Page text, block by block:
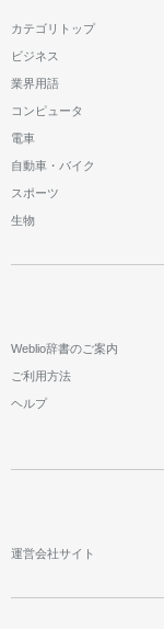
カテゴリトップ
ビジネス
業界用語
コンピュータ
電車
自動車・バイク
スポーツ
生物
Weblio辞書のご案内
ご利用方法
ヘルプ
運営会社サイト